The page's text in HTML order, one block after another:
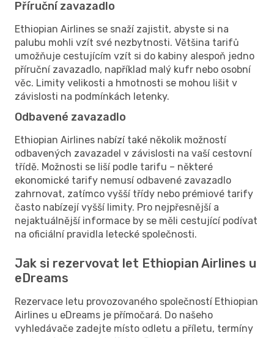
Příruční zavazadlo
Ethiopian Airlines se snaží zajistit, abyste si na
palubu mohli vzít své nezbytnosti. Většina tarifů
umožňuje cestujícím vzít si do kabiny alespoň jedno
příruční zavazadlo, například malý kufr nebo osobní
věc. Limity velikosti a hmotnosti se mohou lišit v
závislosti na podmínkách letenky.
Odbavené zavazadlo
Ethiopian Airlines nabízí také několik možností
odbavených zavazadel v závislosti na vaší cestovní
třídě. Možnosti se liší podle tarifu – některé
ekonomické tarify nemusí odbavené zavazadlo
zahrnovat, zatímco vyšší třídy nebo prémiové tarify
často nabízejí vyšší limity. Pro nejpřesnější a
nejaktuálnější informace by se měli cestující podívat
na oficiální pravidla letecké společnosti.
Jak si rezervovat let Ethiopian Airlines u
eDreams
Rezervace letu provozovaného společností Ethiopian
Airlines u eDreams je přímočará. Do našeho
vyhledávače zadejte místo odletu a příletu, termíny